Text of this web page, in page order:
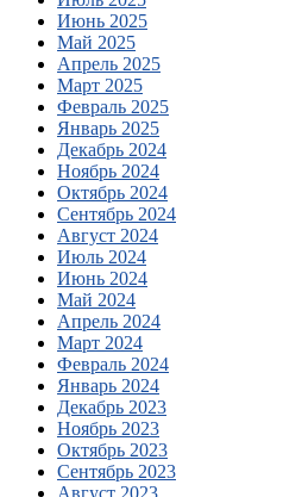
Июнь 2025
Май 2025
Апрель 2025
Март 2025
Февраль 2025
Январь 2025
Декабрь 2024
Ноябрь 2024
Октябрь 2024
Сентябрь 2024
Август 2024
Июль 2024
Июнь 2024
Май 2024
Апрель 2024
Март 2024
Февраль 2024
Январь 2024
Декабрь 2023
Ноябрь 2023
Октябрь 2023
Сентябрь 2023
Август 2023